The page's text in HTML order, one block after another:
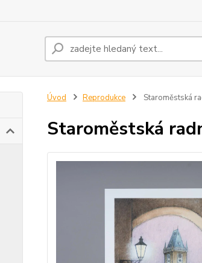
Úvod Reprodukce Staroměstská
Staroměstská